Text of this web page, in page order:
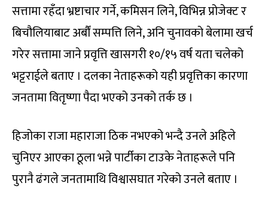
सत्तामा रहँदा भ्रष्टाचार गर्ने, कमिसन लिने, विभिन्न प्रोजेक्ट र
बिचौलियाबाट अर्बौं सम्पत्ति लिने, अनि चुनावको बेलामा खर्च
गरेर सत्तामा जाने प्रवृत्ति खासगरी १०/१५ वर्ष यता चलेको
भट्टराईले बताए । दलका नेताहरूको यही प्रवृत्तिका कारणा
जनतामा वितृष्णा पैदा भएको उनको तर्क छ ।
हिजोका राजा महाराजा ठिक नभएको भन्दै उनले अहिले
चुनिएर आएका ठूला भन्ने पार्टीका टाउके नेताहरूले पनि
पुरानै ढंगले जनतामाथि विश्वासघात गरेको उनले बताए ।